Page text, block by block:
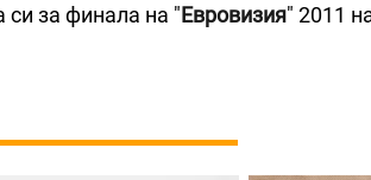
за финала на "Евровизия" 2011